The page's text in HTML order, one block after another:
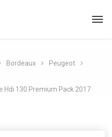
Bordeaux
Peugeot
Hdi 130 Premium Pack 2017